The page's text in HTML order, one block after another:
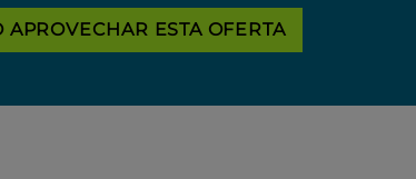
APROVECHAR ESTA OFERTA